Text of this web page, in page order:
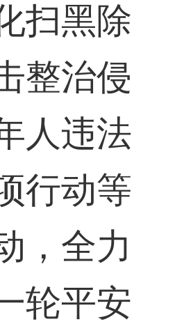
扫黑除
整治侵
人违法
行动等
，全力
轮平安